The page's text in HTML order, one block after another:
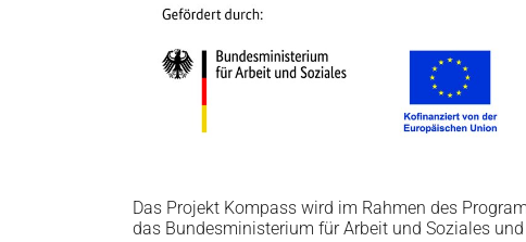
Das Projekt Kompass wird im Rahmen des
das Bundesministerium für Arbeit und Soziales